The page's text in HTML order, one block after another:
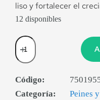
liso y fortalecer el
12 disponibles
Código:
Categoría:
Peines